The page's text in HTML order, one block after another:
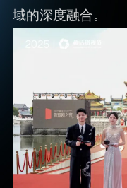
域的深度融合。